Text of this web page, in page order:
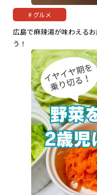
グルメ
広島で麻辣湯が味わえる
う！